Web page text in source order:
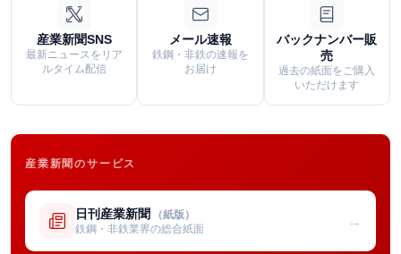
産業新聞SNS
最新ニュースをリア
ルタイム配信
メール速報
鉄鋼・非鉄の速報を
お届け
バックナンバー販
売
過去の紙面をご購入
いただけます
産業新聞のサービス
日刊産業新聞 （紙版）
鉄鋼・非鉄業界の総合紙面
→